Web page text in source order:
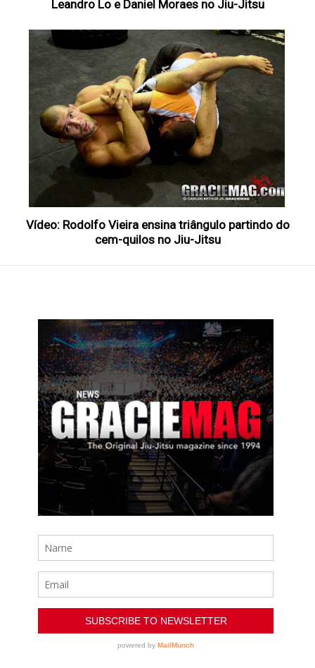
Leandro Lo e Daniel Moraes no Jiu-Jitsu
Vídeo: Rodolfo Vieira ensina triângulo partindo do
cem-quilos no Jiu-Jitsu